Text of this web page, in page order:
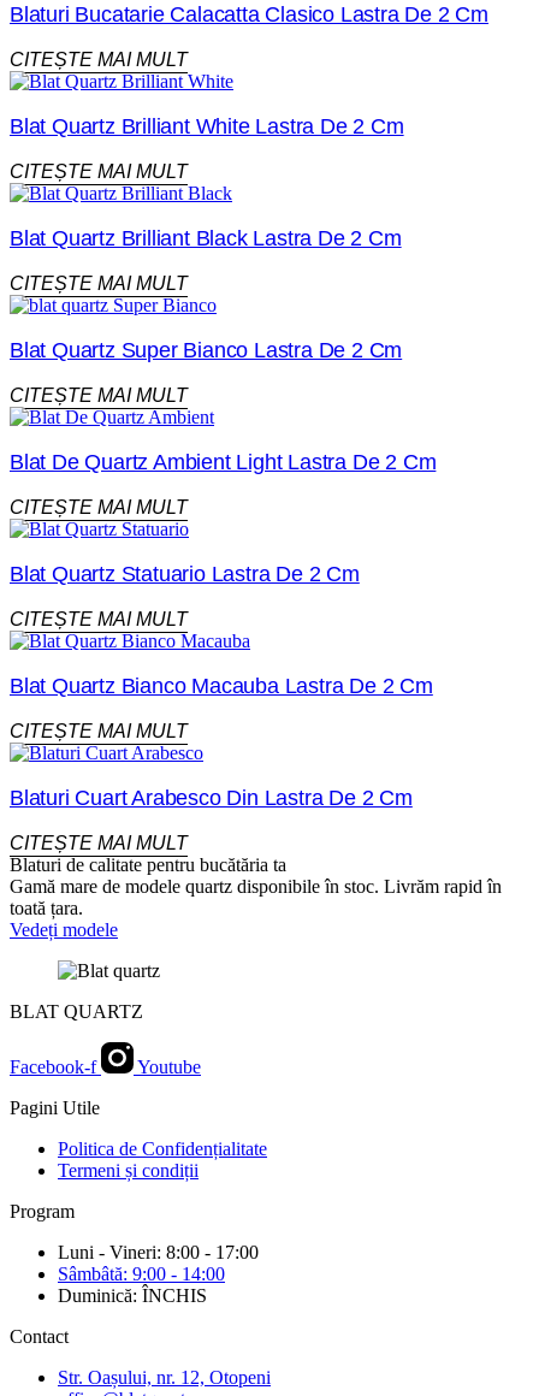
Blaturi Bucatarie Calacatta Clasico Lastra De 2 Cm
CITEȘTE MAI MULT
Blat Quartz Brilliant White Lastra De 2 Cm
CITEȘTE MAI MULT
Blat Quartz Brilliant Black Lastra De 2 Cm
CITEȘTE MAI MULT
Blat Quartz Super Bianco Lastra De 2 Cm
CITEȘTE MAI MULT
Blat De Quartz Ambient Light Lastra De 2 Cm
CITEȘTE MAI MULT
Blat Quartz Statuario Lastra De 2 Cm
CITEȘTE MAI MULT
Blat Quartz Bianco Macauba Lastra De 2 Cm
CITEȘTE MAI MULT
Blaturi Cuart Arabesco Din Lastra De 2 Cm
CITEȘTE MAI MULT
Blaturi de calitate pentru bucătăria ta
Gamă mare de modele quartz disponibile în stoc. Livrăm rapid în
toată țara.
Vedeți modele
BLAT QUARTZ
Facebook-f
Youtube
Pagini Utile
Politica de Confidențialitate
Termeni și condiții
Program
Luni - Vineri: 8:00 - 17:00
Sâmbâtă: 9:00 - 14:00
Duminică: ÎNCHIS
Contact
Str. Oașului, nr. 12, Otopeni